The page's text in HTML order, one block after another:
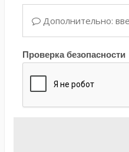
Дополнительно:
Проверка безопасности